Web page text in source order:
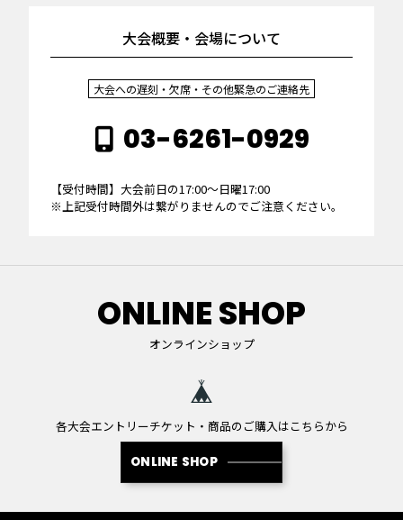
大会概要・会場について
大会への遅刻・欠席・その他緊急のご連絡先
03-6261-0929
【受付時間】大会前日の17:00～日曜17:00
※上記受付時間外は繋がりませんのでご注意ください。
ONLINE SHOP
オンラインショップ
各大会エントリーチケット・商品のご購入はこちらから
ONLINE SHOP